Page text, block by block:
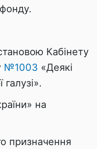
Кабінету
№1003 «Деякі
на
призначення